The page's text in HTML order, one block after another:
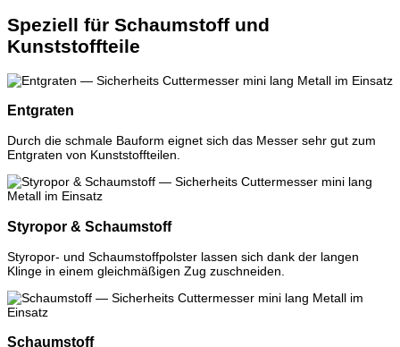
Speziell für Schaumstoff und
Kunststoffteile
Entgraten
Durch die schmale Bauform eignet sich das Messer sehr gut zum
Entgraten von Kunststoffteilen.
Styropor & Schaumstoff
Styropor- und Schaumstoffpolster lassen sich dank der langen
Klinge in einem gleichmäßigen Zug zuschneiden.
Schaumstoff